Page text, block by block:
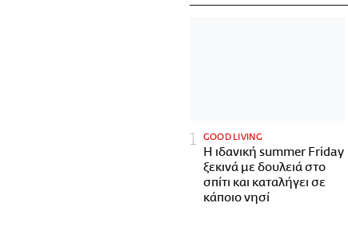
GOOD LIVING
Η ιδανική summer Friday
ξεκινά με δουλειά στο
σπίτι και καταλήγει σε
κάποιο νησί